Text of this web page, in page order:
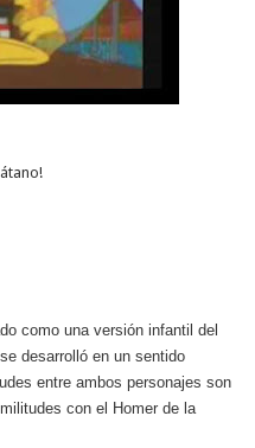
como una versión infantil del
desarrolló en un sentido
entre ambos personajes son
con el Homer de la